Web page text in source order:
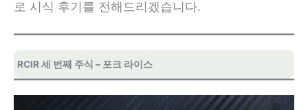
로 시식 후기를 전해드리겠습니다.
RCIR 세 번째 주식 – 포크 라이스